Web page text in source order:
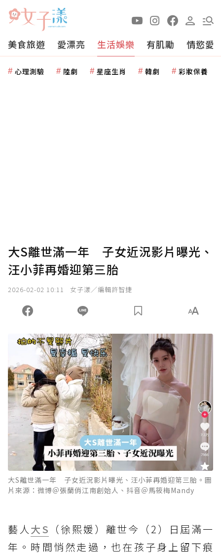
美食旅遊 愛漂亮 生活娛樂 有肌勵 情慾愛
心理測驗 陸劇 星座生肖 韓劇 彩妝保養
大S離世滿一年 子女近況影片曝光、
汪小菲再婚迎第三胎
2026-02-02 10:11 女子漾／編輯許智捷
大S離世滿一年 子女近況影片曝光、汪小菲再婚迎第三胎。圖
片來源：微博＠張蘭俏江南創始人、抖音＠馬筱梅Mandy
藝人大S （徐熙媛）離世今（2）日屆滿一
年。時間悄然走過，也在孩子身上留下痕